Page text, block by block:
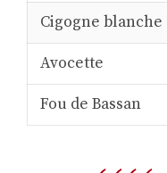
Cigogne blanche
Avocette
Fou de Bassan